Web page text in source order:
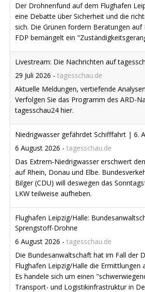
Der Drohnenfund auf dem Flughafen
eine Debatte über Sicherheit und die
sich. Die Grünen fordern Beratungen auf
FDP bemängelt ein
Livestream: Die Nachrichten auf
29 Juli 2026 - tagesschau.de
Aktuelle Meldungen, vertiefende
Verfolgen Sie das Programm des ARD-
tagesschau24 hier.
Niedrigwasser gefährdet Schifffahrt | 6.
6 August 2026 - tagesschau.de
Das Extrem-Niedrigwasser erschwert
auf Rhein, Donau und Elbe.
Bilger (CDU) will deswegen das
LKW teilweise aufheben.
Flughafen Leipzig/Halle:
Sprengstoff-Drohne
6 August 2026 - tagesschau.de
Die Bundesanwaltschaft hat im Fall der
Flughafen Leipzig/Halle die Ermittlungen
Es handele sich um einen
Transport- und Logistikinfrastruktur in